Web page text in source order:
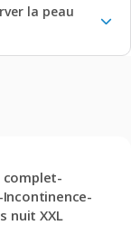
la peau
complet-
nuit XXL